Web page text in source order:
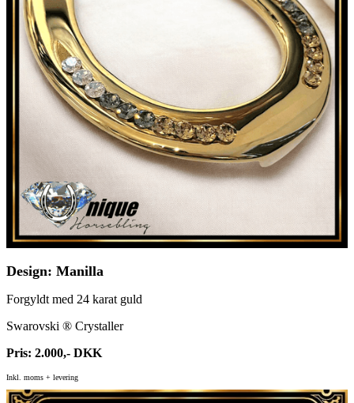
Design: Manilla
Forgyldt med 24 karat guld
Swarovski ® Crystaller
Pris: 2.000,- DKK
Inkl. moms + levering